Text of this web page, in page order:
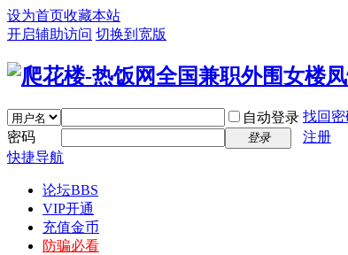
设为首页收藏本站
开启辅助访问 切换到宽版
自动登录 找回密
密码
登录
注册
快捷导航
论坛BBS
VIP开通
充值金币
防骗必看